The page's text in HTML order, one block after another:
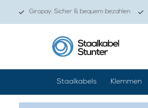
Giropay: Sicher & bequem bezahlen
Staalkabels Klemmen